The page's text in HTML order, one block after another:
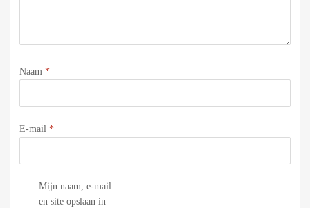
Naam *
E-mail *
Mijn naam, e-mail
en site opslaan in